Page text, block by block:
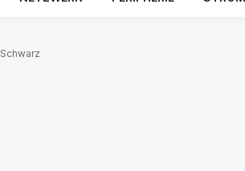
Schwarz